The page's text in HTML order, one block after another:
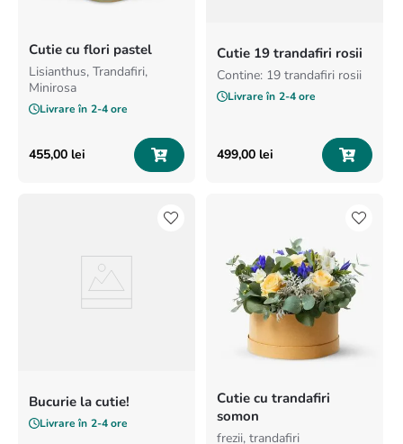
Cutie cu flori pastel
Lisianthus, Trandafiri,
Minirosa
Livrare în 2-4 ore
455,00 lei
Cutie 19 trandafiri rosii
Contine: 19 trandafiri rosii
Livrare în 2-4 ore
499,00 lei
Bucurie la cutie!
Livrare în 2-4 ore
Cutie cu trandafiri
somon
frezii, trandafiri